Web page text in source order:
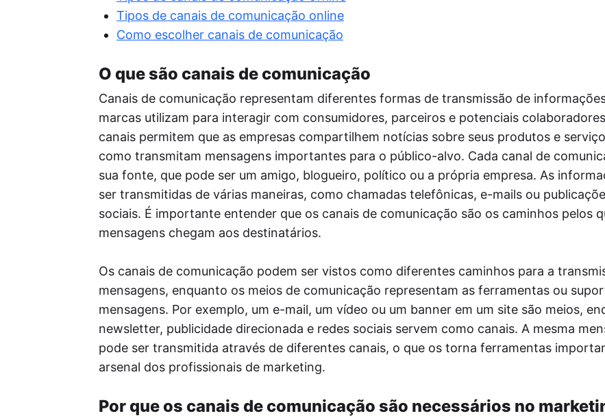
Permite a postagem automática de notícias do
seu site nas redes sociais via RSS, aumentando
o alcance do público.
Postmypost AI
A IA ajuda os profissionais de marketing a
enfrentar tarefas rotineiras, desde a geração de
ideias e a criação de planos de conteúdo até a
redação de textos e a análise de dados.
Tipos de canais de comunicação online
Como escolher canais de comunicação
O que são canais de comunicação
Canais de comunicação representam diferentes formas de transmissão de
marcas utilizam para interagir com consumidores, parceiros e potenciais
canais permitem que as empresas compartilhem notícias sobre seus produtos e
como transmitam mensagens importantes para o público-alvo. Cada canal de
sua fonte, que pode ser um amigo, blogueiro, político ou a própria empresa. As
ser transmitidas de várias maneiras, como chamadas telefônicas, e-mails ou
sociais. É importante entender que os canais de comunicação são os caminhos pelos
mensagens chegam aos destinatários.
Os canais de comunicação podem ser vistos como diferentes caminhos para a
mensagens, enquanto os meios de comunicação representam as ferramentas ou
mensagens. Por exemplo, um e-mail, um vídeo ou um banner em um site são meios,
newsletter, publicidade direcionada e redes sociais servem como canais. A mesma
pode ser transmitida através de diferentes canais, o que os torna ferramentas
arsenal dos profissionais de marketing.
Por que os canais de comunicação são necessários no